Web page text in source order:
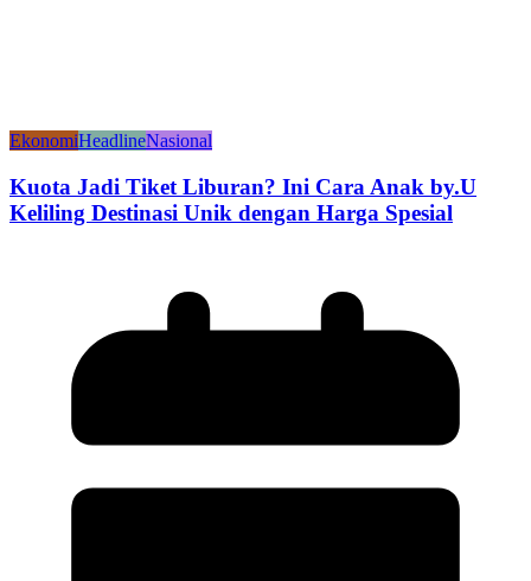
EkonomiHeadlineNasional
Kuota Jadi Tiket Liburan? Ini Cara Anak by.U
Keliling Destinasi Unik dengan Harga Spesial